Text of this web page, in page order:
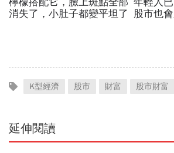
消失了，小肚子都變平坦了 股市也
步示警
K型經濟 股市 財富 股市財富
延伸閱讀